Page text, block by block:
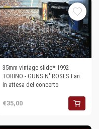
35mm vintage slide* 1992
TORINO - GUNS N' ROSES Fan
in attesa del concerto
€35,00